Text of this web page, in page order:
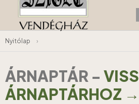
Nyitólap ›
ÁRNAPTÁR -
ÁRNAPTÁRHOZ →